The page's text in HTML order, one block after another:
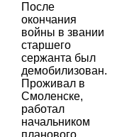
После
окончания
войны в звании
старшего
сержанта был
демобилизован.
Проживал в
Смоленске,
работал
начальником